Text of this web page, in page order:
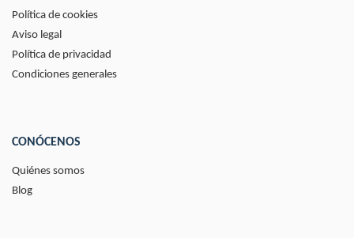
Política de cookies
Aviso legal
Política de privacidad
Condiciones generales
CONÓCENOS
Quiénes somos
Blog